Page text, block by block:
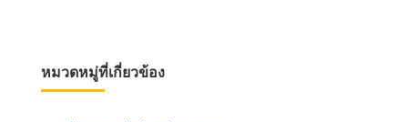
หมวดหมู่ที่เกี่ยวข้อง